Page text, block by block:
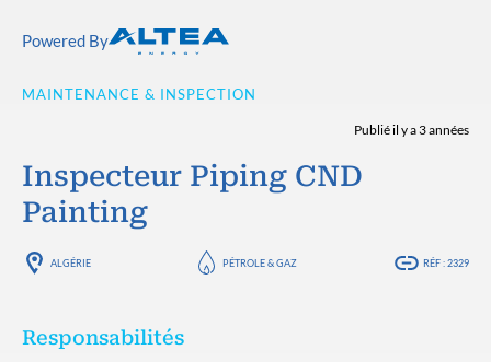
Powered By
MAINTENANCE & INSPECTION
Publié il y a 3 années
Inspecteur Piping CND
Painting
ALGÉRIE PÉTROLE & GAZ RÉF : 2329
Responsabilités